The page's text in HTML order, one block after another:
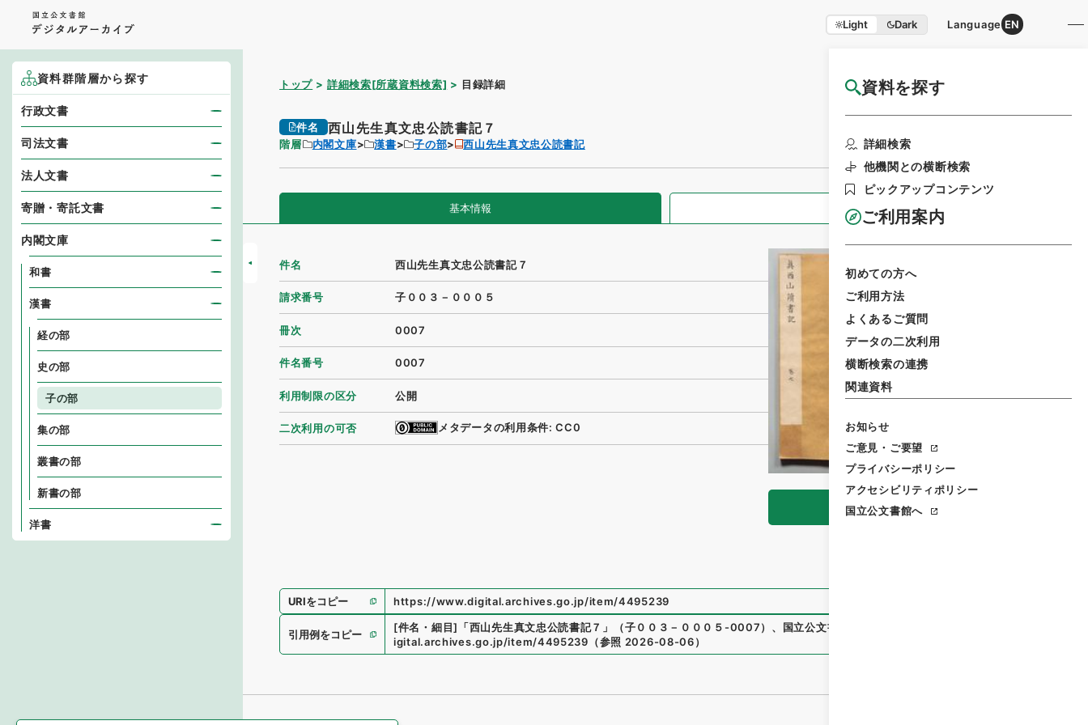
Light Dark Language EN
資料を探す
詳細検索
他機関との横断検索
ピックアップコンテンツ
ご利用案内
初めての方へ
ご利用方法
よくあるご質問
データの二次利用
横断検索の連携
関連資料
お知らせ
ご意見・ご要望
プライバシーポリシー
アクセシビリティポリシー
国立公文書館へ
トップ 詳細検索[所蔵資料検索] 目録詳細 国立公文書館HP利用案内
件名 西山先生真文忠公読書記７
階層 内閣文庫 漢書 子の部 西山先生真文忠公読書記
基本情報 全ての情報
閲覧
件名 西山先生真文忠公読書記７
請求番号 子００３－０００５
冊次 0007
件名番号 0007
利用制限の区分 公開
二次利用の可否 メタデータの利用条件: CC0
URIをコピー https://www.digital.archives.go.jp/item/4495239
引用例をコピー
[件名・細目] 「西山先生真文忠公読書記７ 」 （子００３－０００５-0007） 、 国立公文書館デジタルアーカイブ
igital.archives.go.jp/item/4495239 （参照 2026-08-06）
資料群階層から探す
行政文書
司法文書
法人文書
寄贈・寄託文書
内閣文庫
和書
漢書
経の部
史の部
子の部
集の部
叢書の部
新書の部
洋書